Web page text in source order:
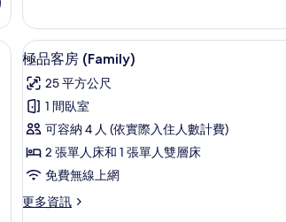
有
相
片
雙
人
房
詳
情
、書桌
顯
示
極
品
客
房
(Family)
的
極品客房
6
極品客房 (Family)
25 平方公尺
1 間臥室
可容納 4 人 (依實際入住人數計費)
2 張單人床和 1 張單人雙層床
免費無線上網
更多資訊
更